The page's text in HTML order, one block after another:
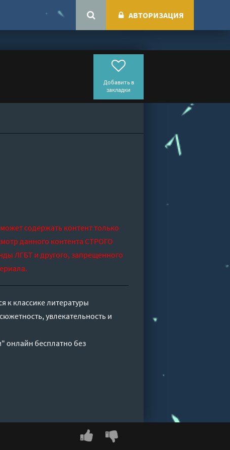
АВТОРИЗАЦИЯ
Добавить в
закладки
содержать контент только
данного контента СТРОГО
ЛГБТ и другого, запрещенного
к классике литературы
увлекательность и
онлайн бесплатно без